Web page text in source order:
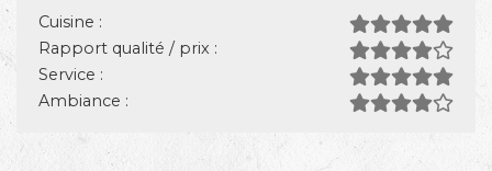
Cuisine :
Rapport qualité / prix :
Service :
Ambiance :